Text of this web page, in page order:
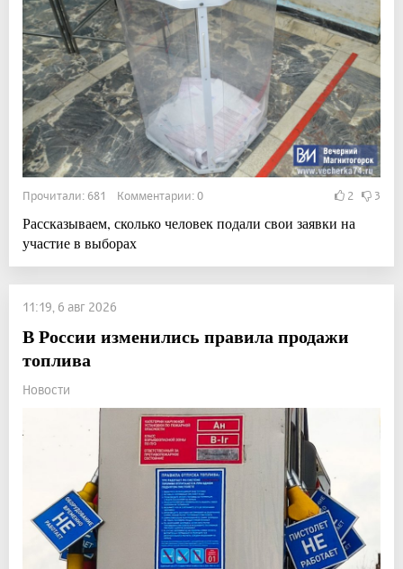
Прочитали: 681 Комментарии: 0 2 3
Рассказываем, сколько человек подали свои заявки на
участие в выборах
11:19, 6 авг 2026
В России изменились правила продажи
топлива
Новости